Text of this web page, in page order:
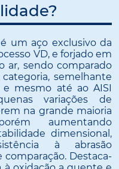
é um aço exclusivo da
VD, e forjado em
ar, sendo comparado
semelhante
e mesmo até ao AISI
variações de
na grande maioria
aumentando
dimensional,
à abrasão
Destaca-